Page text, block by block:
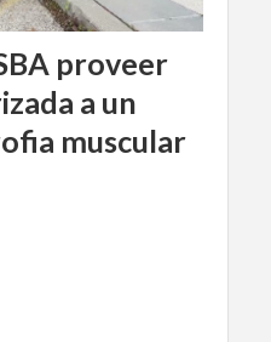
proveer
a un
muscular